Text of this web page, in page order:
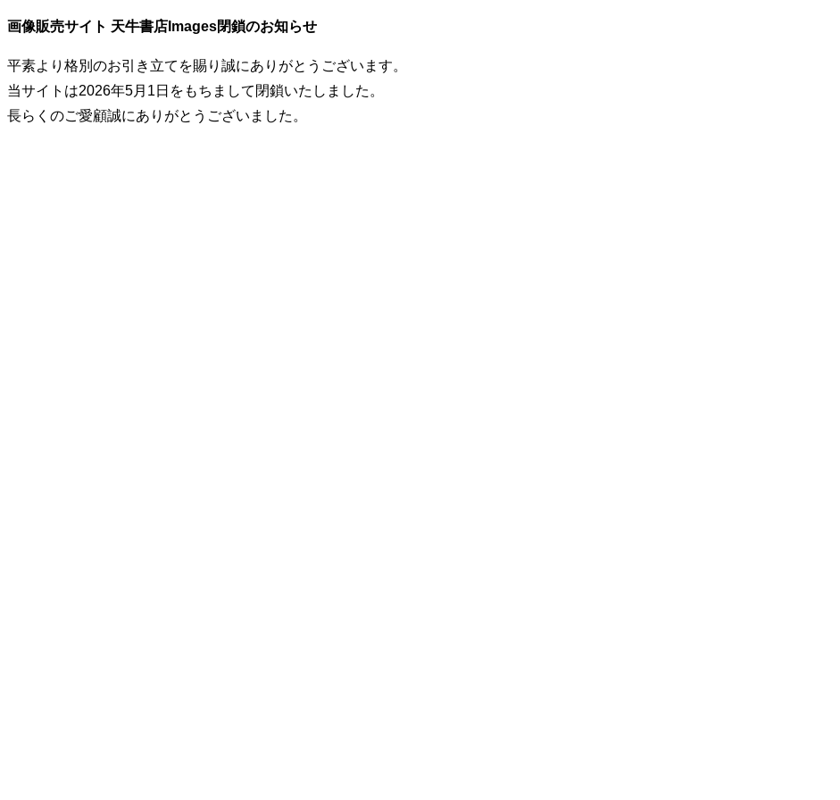
画像販売サイト 天牛書店Images閉鎖のお知らせ
平素より格別のお引き立てを賜り誠にありがとうございます。
当サイトは2026年5月1日をもちまして閉鎖いたしました。
長らくのご愛顧誠にありがとうございました。